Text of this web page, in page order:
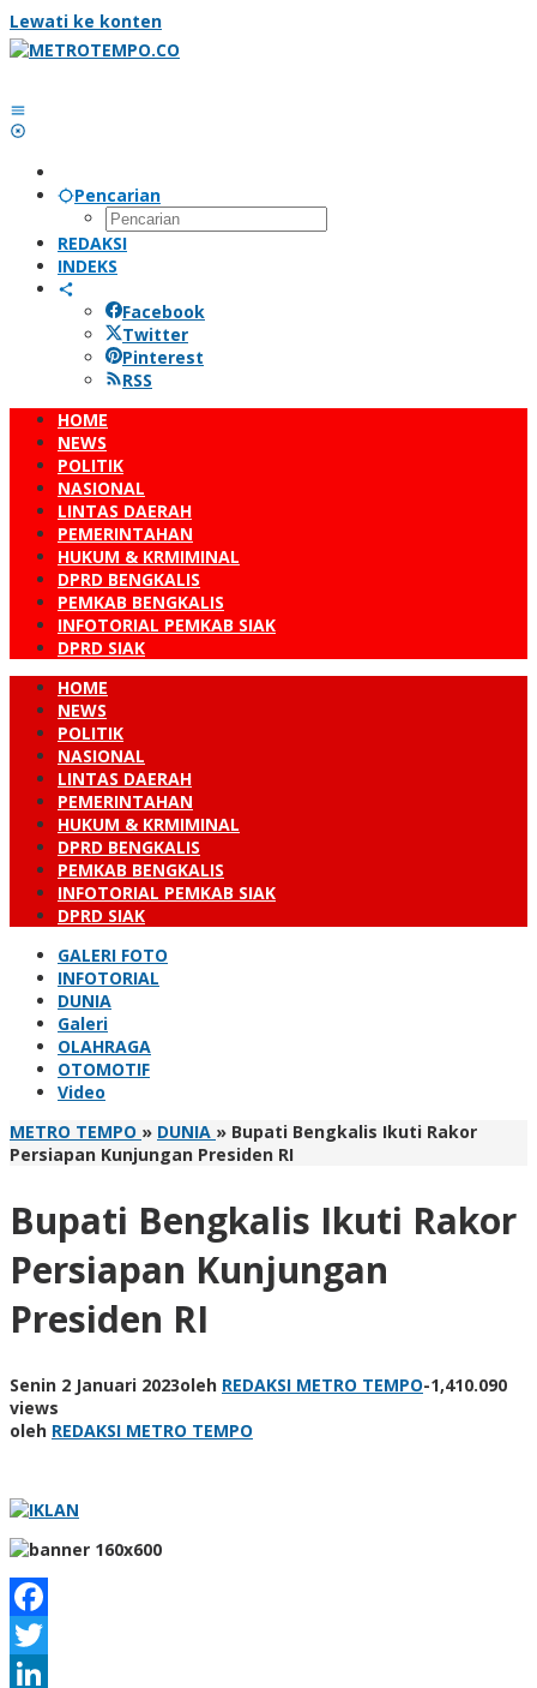
Lewati ke konten
Pencarian
REDAKSI
INDEKS
Facebook
Twitter
Pinterest
RSS
HOME
NEWS
POLITIK
NASIONAL
LINTAS DAERAH
PEMERINTAHAN
HUKUM & KRMIMINAL
DPRD BENGKALIS
PEMKAB BENGKALIS
INFOTORIAL PEMKAB SIAK
DPRD SIAK
HOME
NEWS
POLITIK
NASIONAL
LINTAS DAERAH
PEMERINTAHAN
HUKUM & KRMIMINAL
DPRD BENGKALIS
PEMKAB BENGKALIS
INFOTORIAL PEMKAB SIAK
DPRD SIAK
GALERI FOTO
INFOTORIAL
DUNIA
Galeri
OLAHRAGA
OTOMOTIF
Video
METRO TEMPO » DUNIA » Bupati Bengkalis Ikuti Rakor
Persiapan Kunjungan Presiden RI
Bupati Bengkalis Ikuti Rakor
Persiapan Kunjungan
Presiden RI
Senin 2 Januari 2023oleh REDAKSI METRO TEMPO-1,410.090
views
oleh REDAKSI METRO TEMPO
Facebook
Twitter